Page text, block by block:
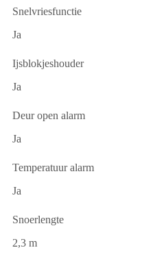
Snelvriesfunctie
Ja
Ijsblokjeshouder
Ja
Deur open alarm
Ja
Temperatuur alarm
Ja
Snoerlengte
2,3 m